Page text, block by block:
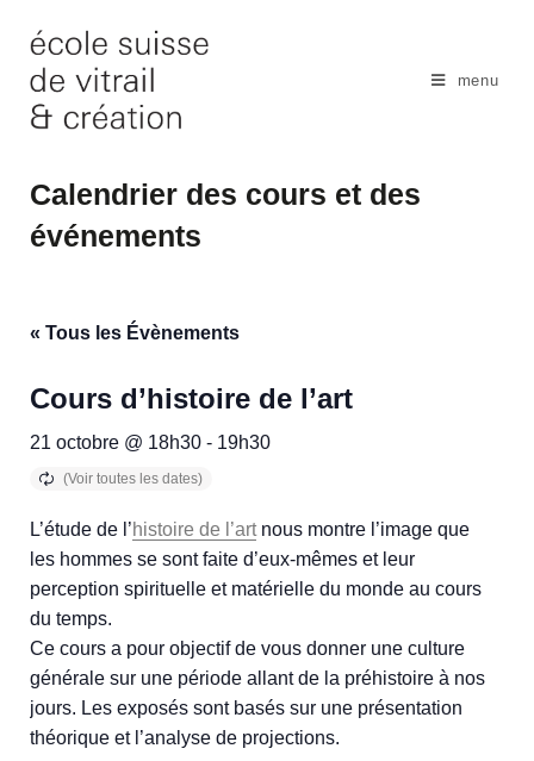
content
menu
Calendrier des cours et des
événements
« Tous les Évènements
Cours d’histoire de l’art
21 octobre @ 18h30 - 19h30
L’étude de l’histoire de l’artnous montre l’image que
les hommes se sont faite d’eux-mêmes et leur
perception spirituelle et matérielle du monde au cours
du temps.
Ce cours a pour objectif de vous donner une culture
générale sur une période allant de la préhistoire à nos
jours. Les exposés sont basés sur une présentation
théorique et l’analyse de projections.